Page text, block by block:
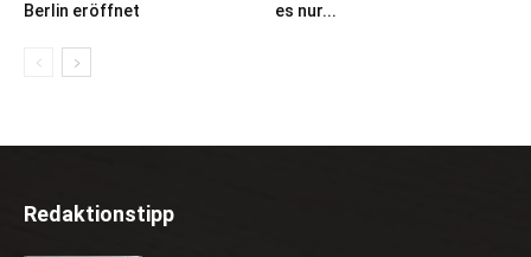
Berlin eröffnet
es nur...
Redaktionstipp